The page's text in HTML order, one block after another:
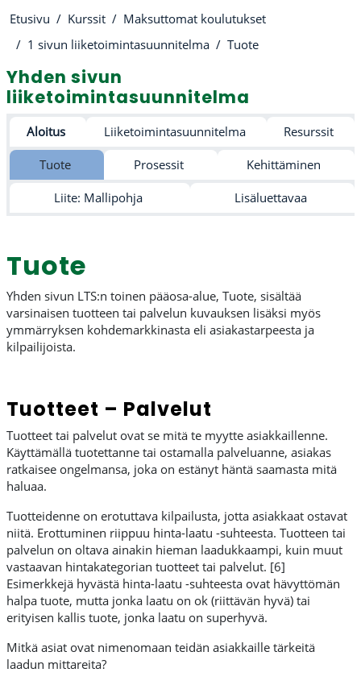
Etusivu Kurssit
Maksuttomat koulutukset
1 sivun liiketoimintasuunnitelma
Tuote
Yhden sivun
liiketoimintasuunnitelma
Osion ääriviiva
Aloitus Liiketoimintasuunnitelma Resurssit
Tuote Prosessit Kehittäminen
Liite: Mallipohja Lisäluettavaa
Tuote
Yhden sivun LTS:n toinen pääosa-alue, Tuote, sisältää
varsinaisen tuotteen tai palvelun kuvauksen lisäksi myös
ymmärryksen kohdemarkkinasta eli asiakastarpeesta ja
kilpailijoista.
Tuotteet – Palvelut
Tuotteet tai palvelut ovat se mitä te myytte asiakkaillenne.
Käyttämällä tuotettanne tai ostamalla palveluanne, asiakas
ratkaisee ongelmansa, joka on estänyt häntä saamasta mitä
haluaa.
Tuotteidenne on erotuttava kilpailusta, jotta asiakkaat ostavat
niitä. Erottuminen riippuu hinta-laatu -suhteesta. Tuotteen tai
palvelun on oltava ainakin hieman laadukkaampi, kuin muut
vastaavan hintakategorian tuotteet tai palvelut. [6]
Esimerkkejä hyvästä hinta-laatu -suhteesta ovat hävyttömän
halpa tuote, mutta jonka laatu on ok (riittävän hyvä) tai
erityisen kallis tuote, jonka laatu on superhyvä.
Mitkä asiat ovat nimenomaan teidän asiakkaille tärkeitä
laadun mittareita?